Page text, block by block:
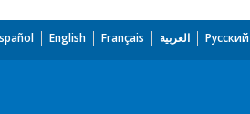
English Français العربية Русский